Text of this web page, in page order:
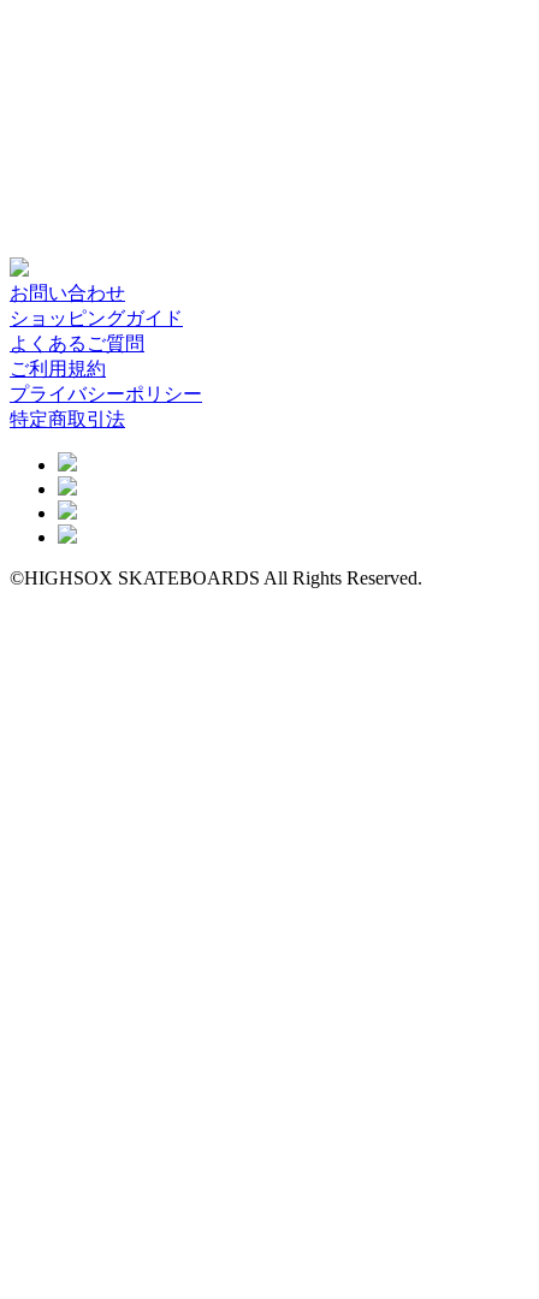
お問い合わせ
ショッピングガイド
よくあるご質問
ご利用規約
プライバシーポリシー
特定商取引法
©HIGHSOX SKATEBOARDS All Rights Reserved.